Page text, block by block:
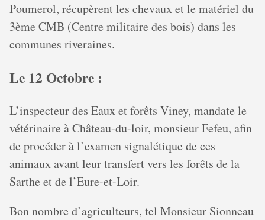
Poumerol, récupèrent les chevaux et le matériel du
3ème CMB (Centre militaire des bois) dans les
communes riveraines.
Le 12 Octobre :
L’inspecteur des Eaux et forêts Viney, mandate le
vétérinaire à Château-du-loir, monsieur Fefeu, afin
de procéder à l’examen signalétique de ces
animaux avant leur transfert vers les forêts de la
Sarthe et de l’Eure-et-Loir.
Bon nombre d’agriculteurs, tel Monsieur Sionneau